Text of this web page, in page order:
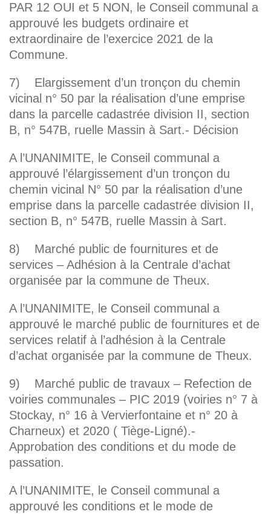
PAR 12 OUI et 5 NON, le Conseil communal a
approuvé les budgets ordinaire et
extraordinaire de l’exercice 2021 de la
Commune.
7) Elargissement d’un tronçon du chemin
vicinal n° 50 par la réalisation d’une emprise
dans la parcelle cadastrée division II, section
B, n° 547B, ruelle Massin à Sart.- Décision
A l’UNANIMITE, le Conseil communal a
approuvé l’élargissement d’un tronçon du
chemin vicinal N° 50 par la réalisation d’une
emprise dans la parcelle cadastrée division II,
section B, n° 547B, ruelle Massin à Sart.
8) Marché public de fournitures et de
services – Adhésion à la Centrale d’achat
organisée par la commune de Theux.
A l’UNANIMITE, le Conseil communal a
approuvé le marché public de fournitures et de
services relatif à l’adhésion à la Centrale
d’achat organisée par la commune de Theux.
9) Marché public de travaux – Refection de
voiries communales – PIC 2019 (voiries n° 7 à
Stockay, n° 16 à Vervierfontaine et n° 20 à
Charneux) et 2020 ( Tiège-Ligné).-
Approbation des conditions et du mode de
passation.
A l’UNANIMITE, le Conseil communal a
approuvé les conditions et le mode de